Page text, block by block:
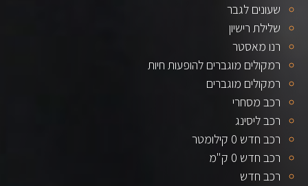
שעונים לגבר
שלילת רישיון
רנו מאסטר
רמקולים מוגברים להופעות חיות
רמקולים מוגברים
רכב מסחרי
רכב ליסינג
רכב חדש 0 קילומטר
רכב חדש 0 ק"מ
רכב חדש